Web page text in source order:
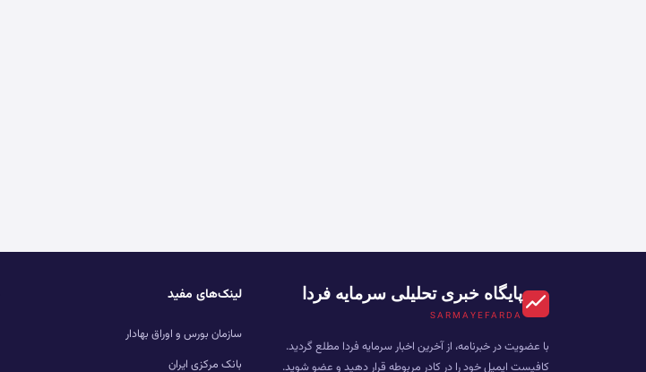
پایگاه خبری تحلیلی سرمایه فردا
SARMAYEFARDA
با عضویت در خبرنامه، از آخرین اخبار سرمایه فردا مطلع گردید.
کافیست ایمیل خود را در کادر مربوطه قرار دهید و عضو شوید.
لینک‌های مفید
سازمان بورس و اوراق بهادار
بانک مرکزی ایران